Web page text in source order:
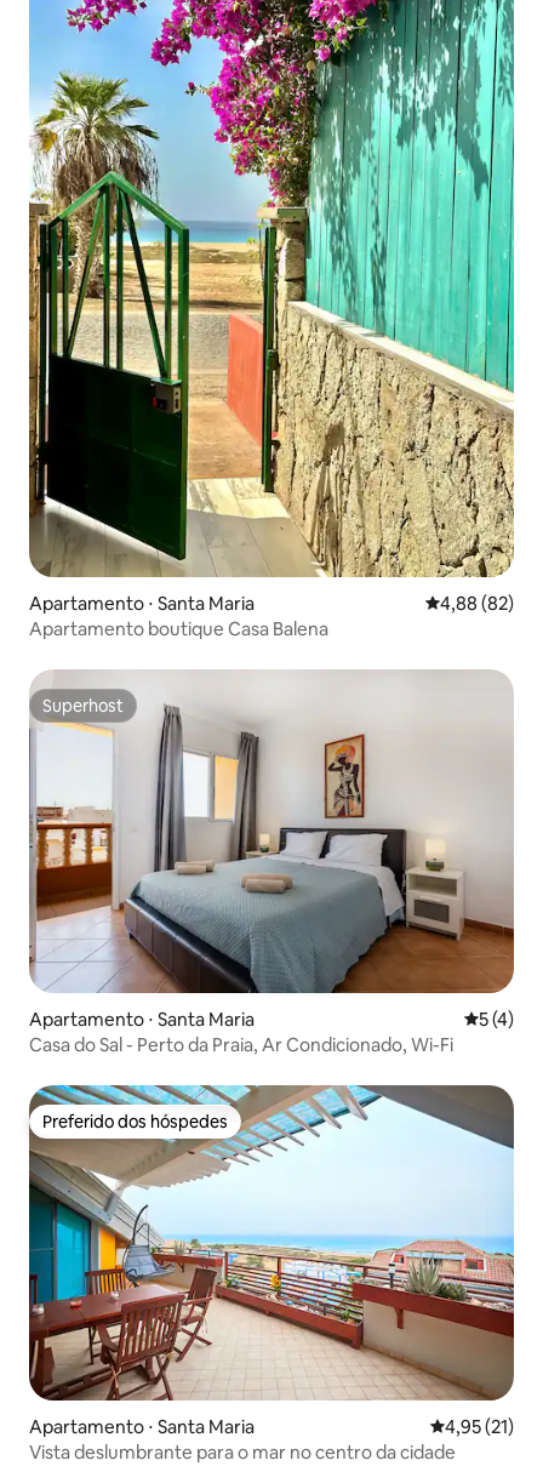
Apartamento ⋅ Santa Maria 4,88 de uma
4,88 (82)
Apartamento boutique Casa Balena
Superhost
Superhost
Apartamento ⋅ Santa Maria 5 de
5 (4)
Casa do Sal - Perto da Praia, Ar Condicionado, Wi-Fi
Preferido dos hóspedes
Preferido dos hóspedes
Apartamento ⋅ Santa Maria 4,95 de uma
4,95 (21)
Vista deslumbrante para o mar no centro da cidade